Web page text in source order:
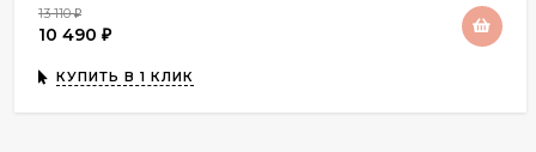
13 110₽
10 490 ₽
КУПИТЬ В 1 КЛИК